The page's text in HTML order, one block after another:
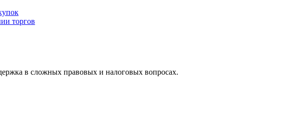
торгов
в сложных правовых и налоговых вопросах.